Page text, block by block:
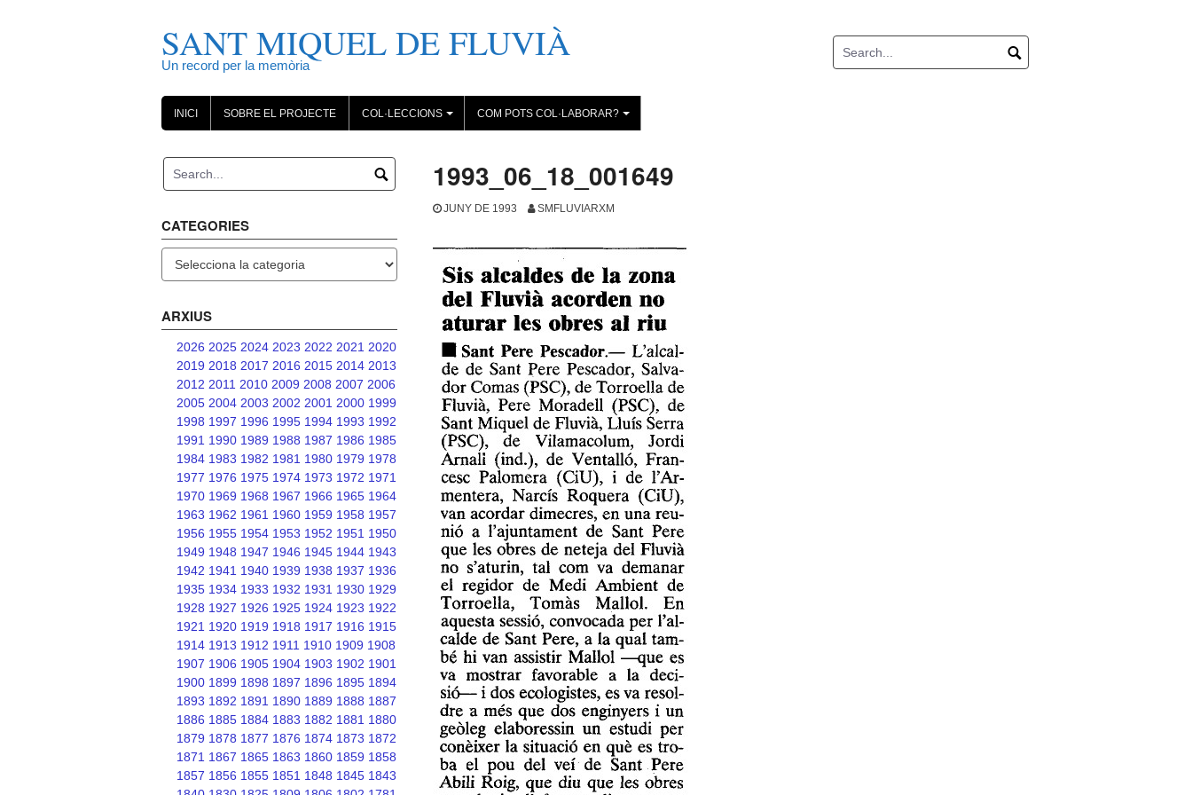
SANT MIQUEL DE FLUVIÀ
Un record per la memòria
INICI SOBRE EL PROJECTE
+
COL·LECCIONS
+
COM POTS COL·LABORAR?
1993_06_18_001649
JUNY DE 1993 SMFLUVIARXM
CATEGORIES
ARXIUS
2026 2025 2024 2023 2022 2021 2020
2019 2018 2017 2016 2015 2014 2013
2012 2011 2010 2009 2008 2007 2006
2005 2004 2003 2002 2001 2000 1999
1998 1997 1996 1995 1994 1993 1992
1991 1990 1989 1988 1987 1986 1985
1984 1983 1982 1981 1980 1979 1978
1977 1976 1975 1974 1973 1972 1971
1970 1969 1968 1967 1966 1965 1964
1963 1962 1961 1960 1959 1958 1957
1956 1955 1954 1953 1952 1951 1950
1949 1948 1947 1946 1945 1944 1943
1942 1941 1940 1939 1938 1937 1936
1935 1934 1933 1932 1931 1930 1929
1928 1927 1926 1925 1924 1923 1922
1921 1920 1919 1918 1917 1916 1915
1914 1913 1912 1911 1910 1909 1908
1907 1906 1905 1904 1903 1902 1901
1900 1899 1898 1897 1896 1895 1894
1893 1892 1891 1890 1889 1888 1887
1886 1885 1884 1883 1882 1881 1880
1879 1878 1877 1876 1874 1873 1872
1871 1867 1865 1863 1860 1859 1858
1857 1856 1855 1851 1848 1845 1843